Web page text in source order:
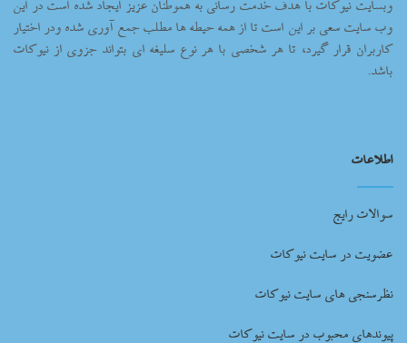
وبسایت نیوکات با هدف خدمت رسانی به هموطنان عزیز ایجاد شده است در این
وب سایت سعی بر این است تا از همه حیطه ها مطلب جمع آوری شده ودر اختیار
کاربران قرار گیرد، تا هر شخصی با هر نوع سلیغه ای بتواند جزوی از نیوکات
باشد.
اطلاعات
سوالات رایج
عضویت در سایت نیوکات
نظرسنجی های سایت نیوکات
پیوندهای محبوب در سایت نیوکات